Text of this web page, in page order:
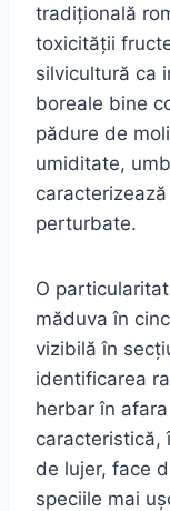
tradițională
toxicității
silvicultură ca
boreale bine
pădure de
umiditate,
perturbate.
O
măduva în
vizibilă în
identificarea
herbar în
caracteristică,
de lujer, face
speciile mai